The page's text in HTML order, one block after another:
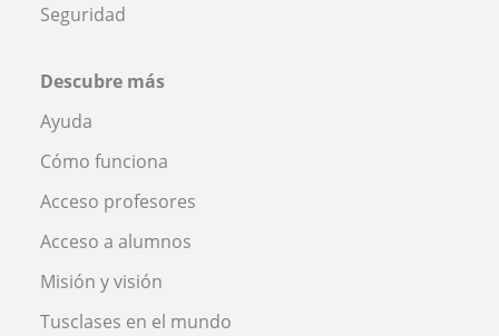
Seguridad
Descubre más
Ayuda
Cómo funciona
Acceso profesores
Acceso a alumnos
Misión y visión
Tusclases en el mundo